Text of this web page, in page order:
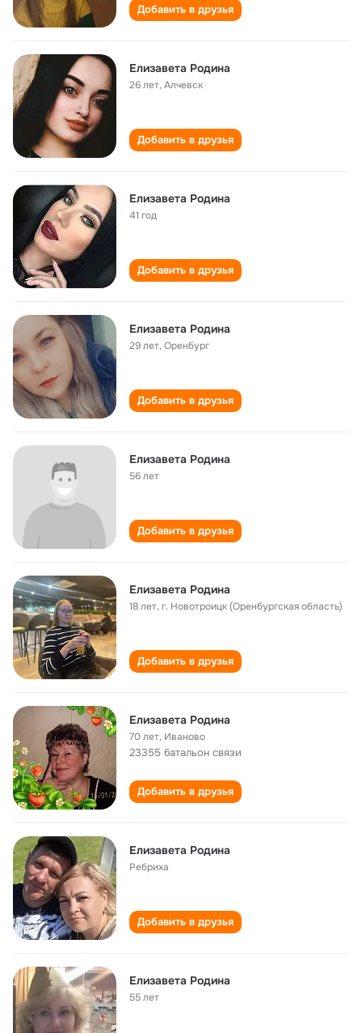
Добавить в друзья
Елизавета Родина
26 лет,Алчевск
Добавить в друзья
Елизавета Родина
41 год
Добавить в друзья
Елизавета Родина
29 лет,Оренбург
Добавить в друзья
Елизавета Родина
56 лет
Добавить в друзья
Елизавета Родина
18 лет,г. Новотроицк (Оренбургская область)
Добавить в друзья
Елизавета Родина
70 лет, Иваново
23355 батальон связи
Добавить в друзья
Елизавета Родина
Ребриха
Добавить в друзья
Елизавета Родина
55 лет